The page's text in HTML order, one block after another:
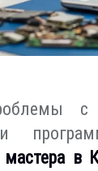
с
в